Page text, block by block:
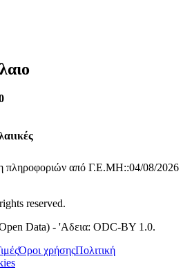
πληροφοριών από Γ.Ε.ΜΗ::04/08/2026
reserved.
Data) - 'Αδεια: ODC-BY 1.0.
Όροι χρήσηςΠολιτική